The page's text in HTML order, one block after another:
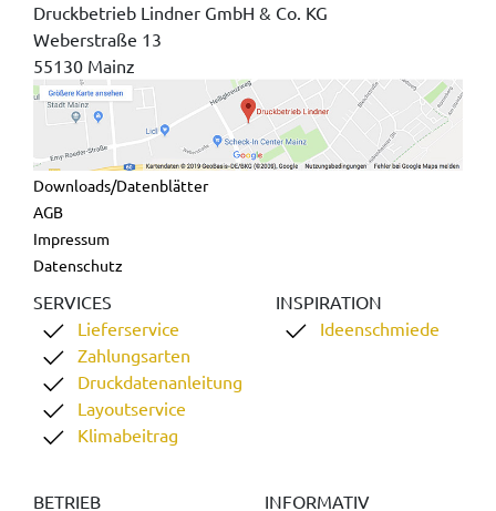
Druckbetrieb Lindner GmbH & Co. KG
Weberstraße 13
55130 Mainz
Downloads/Datenblätter
AGB
Impressum
Datenschutz
SERVICES
Lieferservice
Zahlungsarten
Druckdatenanleitung
Layoutservice
Klimabeitrag
INSPIRATION
Ideenschmiede
BETRIEB INFORMATIV